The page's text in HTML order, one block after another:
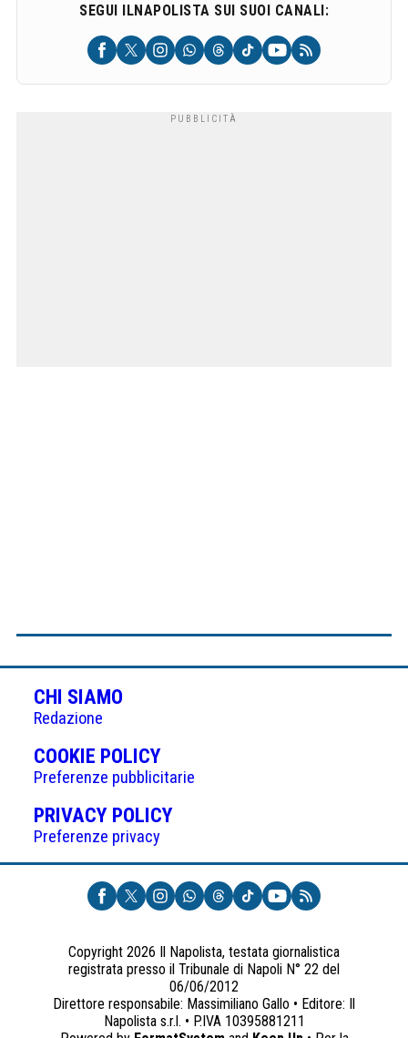
SEGUI ILNAPOLISTA SUI SUOI CANALI:
CHI SIAMO
Redazione
COOKIE POLICY(APRE
IN
UNA
NUOVA
Preferenze pubblicitarie
PRIVACY POLICY(APRE
UNA
NUOVA
SCHEDA)
Preferenze privacy
Copyright 2026 Il Napolista, testata giornalistica
registrata presso il Tribunale di Napoli N° 22 del
06/06/2012
Direttore responsabile: Massimiliano Gallo • Editore: Il
Napolista s.r.l. • P.IVA 10395881211